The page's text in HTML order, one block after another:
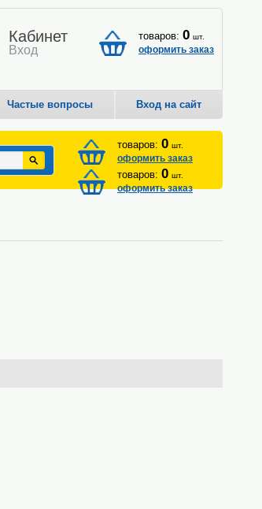
товаров: 0 шт.
оформить заказ
Кабинет
Вход
Частые вопросы Вход на сайт
товаров: 0 шт.
оформить заказ
товаров: 0 шт.
оформить заказ